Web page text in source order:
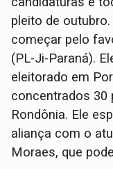
pleito de
começar pelo
(PL-Ji-Paraná).
eleitorado em
concentrados 30
Rondônia. Ele
aliança com o
Moraes, que